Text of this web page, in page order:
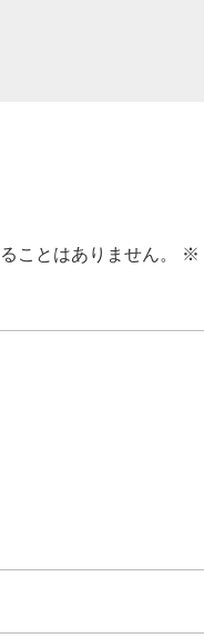
ことはありません。 ※